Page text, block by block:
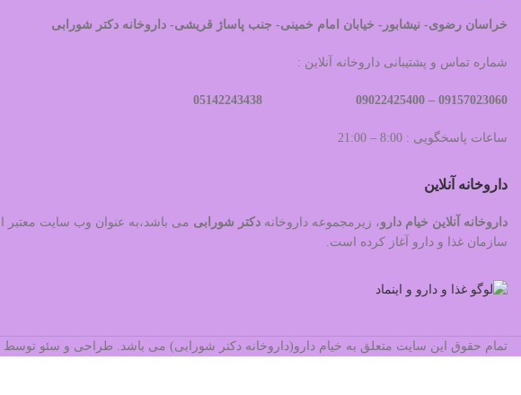
خراسان رضوی- نیشابور- خیابان امام خمینی- جنب پاساژ قریشی- داروخانه دکتر شورابی
شماره تماس و پشتیبانی داروخانه آنلاین :
09157023060 –
ساعات پاسخگویی : 8:00 – 21:00
داروخانه آنلاین
داروخانه آنلاین خیام دارو، زیرمجموعه داروخانه دکتر شورابی
سازمان غذا و دارو آغاز کرده است.
تمام حقوق این سایت متعلق به خیام دارو(داروخانه دکتر شورابی) می باشد. طراحی و سئو توسط